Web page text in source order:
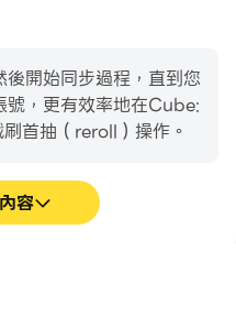
開始同步過程，直到您
號，更有效率地在Cube:
首抽（reroll）操作。
容